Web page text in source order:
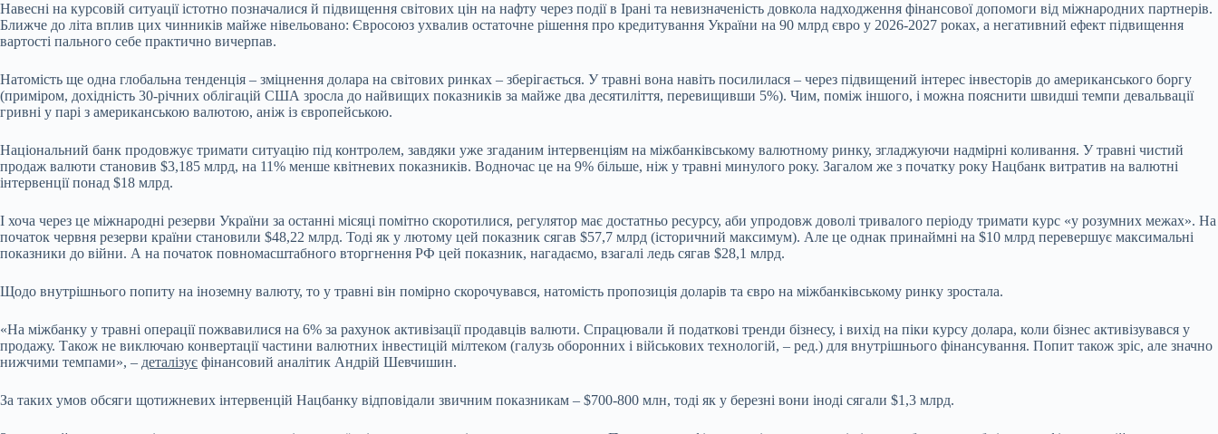
Навесні на курсовій ситуації істотно позначалися й підвищення світових цін на нафту через події в Ірані та невизначеність довкола надходження фінансової допомоги від міжнародних партнерів.
Ближче до літа вплив цих чинників майже нівельовано: Євросоюз ухвалив остаточне рішення про кредитування України на 90 млрд євро у 2026-2027 роках, а негативний ефект підвищення
вартості пального себе практично вичерпав.
Натомість ще одна глобальна тенденція – зміцнення долара на світових ринках – зберігається. У травні вона навіть посилилася – через підвищений інтерес інвесторів до американського боргу
(приміром, дохідність 30-річних облігацій США зросла до найвищих показників за майже два десятиліття, перевищивши 5%). Чим, поміж іншого, і можна пояснити швидші темпи девальвації
гривні у парі з американською валютою, аніж із європейською.
Національний банк продовжує тримати ситуацію під контролем, завдяки уже згаданим інтервенціям на міжбанківському валютному ринку, згладжуючи надмірні коливання. У травні чистий
продаж валюти становив $3,185 млрд, на 11% менше квітневих показників. Водночас це на 9% більше, ніж у травні минулого року. Загалом же з початку року Нацбанк витратив на валютні
інтервенції понад $18 млрд.
І хоча через це міжнародні резерви України за останні місяці помітно скоротилися, регулятор має достатньо ресурсу, аби упродовж доволі тривалого періоду тримати курс «у розумних межах». На
початок червня резерви країни становили $48,22 млрд. Тоді як у лютому цей показник сягав $57,7 млрд (історичний максимум). Але це однак принаймні на $10 млрд перевершує максимальні
показники до війни. А на початок повномасштабного вторгнення РФ цей показник, нагадаємо, взагалі ледь сягав $28,1 млрд.
Щодо внутрішнього попиту на іноземну валюту, то у травні він помірно скорочувався, натомість пропозиція доларів та євро на міжбанківському ринку зростала.
«На міжбанку у травні операції пожвавилися на 6% за рахунок активізації продавців валюти. Спрацювали й податкові тренди бізнесу, і вихід на піки курсу долара, коли бізнес активізувався у
продажу. Також не виключаю конвертації частини валютних інвестицій мілтеком (галузь оборонних і військових технологій, – ред.) для внутрішнього фінансування. Попит також зріс, але значно
нижчими темпами», – деталізує фінансовий аналітик Андрій Шевчишин.
За таких умов обсяги щотижневих інтервенцій Нацбанку відповідали звичним показникам – $700-800 млн, тоді як у березні вони іноді сягали $1,3 млрд.